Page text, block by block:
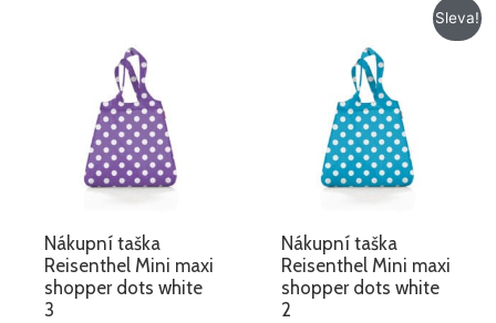
Nákupní taška
Reisenthel Mini maxi
shopper dots white
3
Sleva!
Nákupní taška
Reisenthel Mini maxi
shopper dots white
2
byla:
169 Kč.
Aktuální
cena